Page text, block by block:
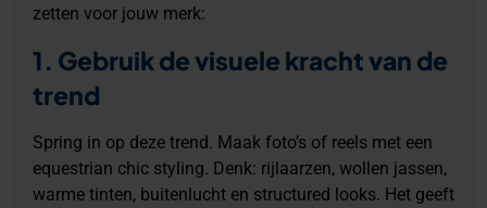
zetten voor jouw merk:
1. Gebruik de visuele kracht van de
trend
Spring in op deze trend. Maak foto’s of reels met een
equestrian chic styling. Denk: rijlaarzen, wollen jassen,
warme tinten, buitenlucht en structured looks. Het geeft